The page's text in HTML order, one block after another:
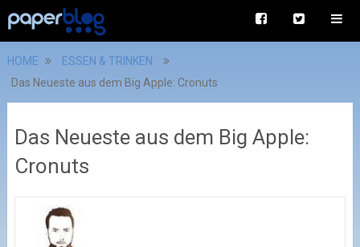
HOME
ESSEN & TRINKEN
Das Neueste aus dem Big Apple: Cronuts
Das Neueste aus dem Big Apple:
Cronuts